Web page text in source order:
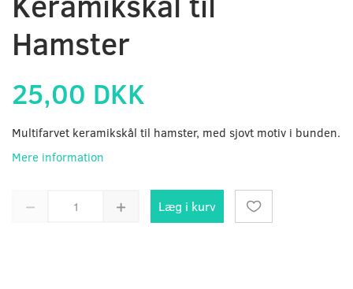
Hamster
25,00 DKK
Multifarvet keramikskål til hamster, med sjovt motiv i bunden.
Mere information
Læg i kurv